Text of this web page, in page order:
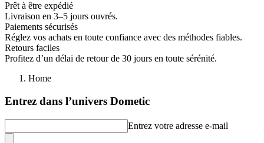
Prêt à être expédié
Livraison en 3–5 jours ouvrés.
Paiements sécurisés
Réglez vos achats en toute confiance avec des méthodes fiables.
Retours faciles
Profitez d’un délai de retour de 30 jours en toute sérénité.
Home
Entrez dans l’univers Dometic
Entrez votre adresse e-mail